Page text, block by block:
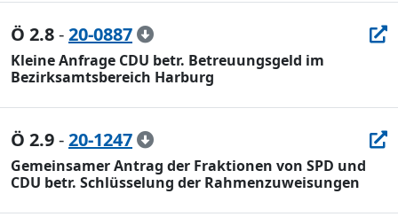
Ö 2.8-20-0887
Kleine Anfrage CDU betr. Betreuungsgeld im
Bezirksamtsbereich Harburg
Ö 2.9-20-1247
Gemeinsamer Antrag der Fraktionen von SPD und
CDU betr. Schlüsselung der Rahmenzuweisungen